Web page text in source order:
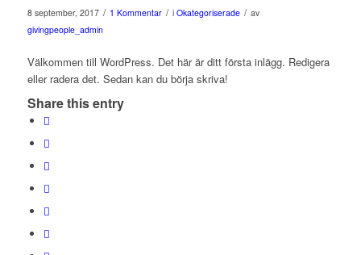
8 september, 2017 / 1 Kommentar / i Okategoriserade / av
givingpeople_admin
Välkommen till WordPress. Det här är ditt första inlägg. Redigera
eller radera det. Sedan kan du börja skriva!
Share this entry